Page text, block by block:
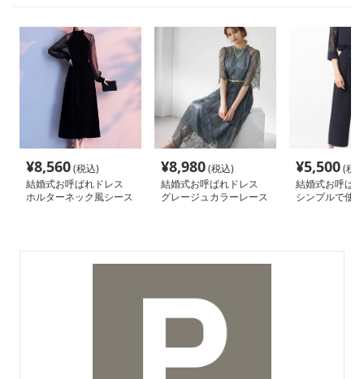
¥8,560(税込)
結婚式お呼ばれドレス
ホルターネック風シース
¥8,980(税込)
結婚式お呼ばれドレス
グレージュカラーレース
¥5,500(税
結婚式お呼ば
シンプルで使